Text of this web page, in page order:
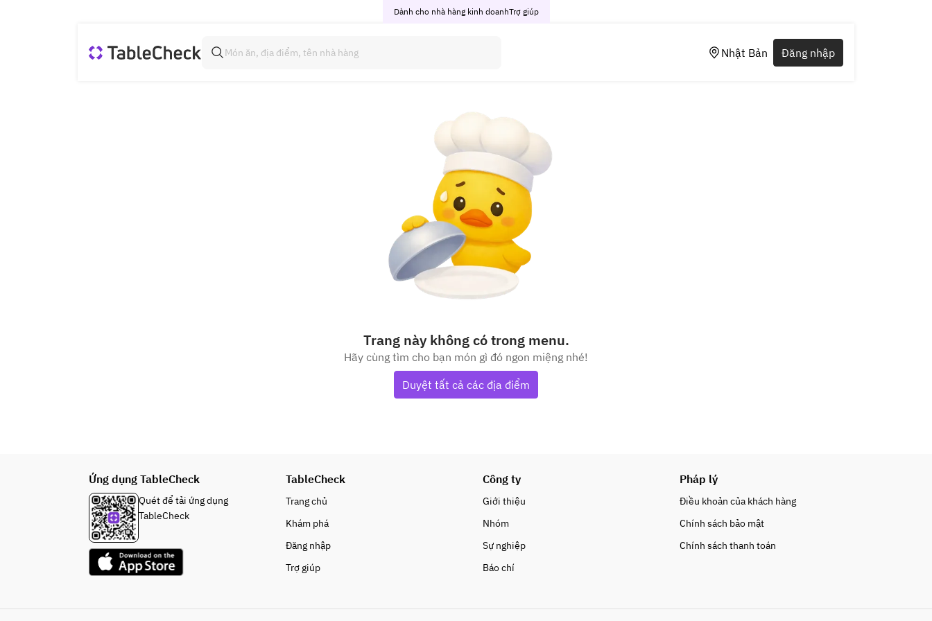
Dành cho nhà hàng kinh doanhTrợ giúp
Nhật Bản Đăng nhập
Trang này không có trong menu.
Hãy cùng tìm cho bạn món gì đó ngon miệng nhé!
Duyệt tất cả các địa điểm
Ứng dụng TableCheck
Quét để tải ứng dụng
TableCheck
TableCheck
Trang chủ
Khám phá
Đăng nhập
Trợ giúp
Công ty
Giới thiệu
Nhóm
Sự nghiệp
Báo chí
Pháp lý
Điều khoản của khách hàng
Chính sách bảo mật
Chính sách thanh toán